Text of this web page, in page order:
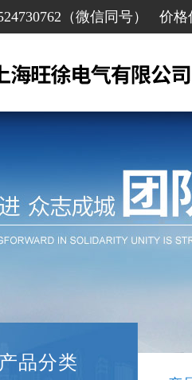
（微信同号） 价
产品分类